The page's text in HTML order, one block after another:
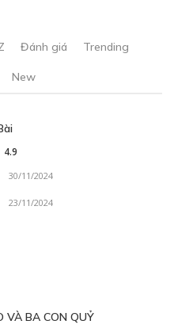
Đánh giá Trending
New
4.9
30/11/2024
23/11/2024
VÀ BA CON QUỶ